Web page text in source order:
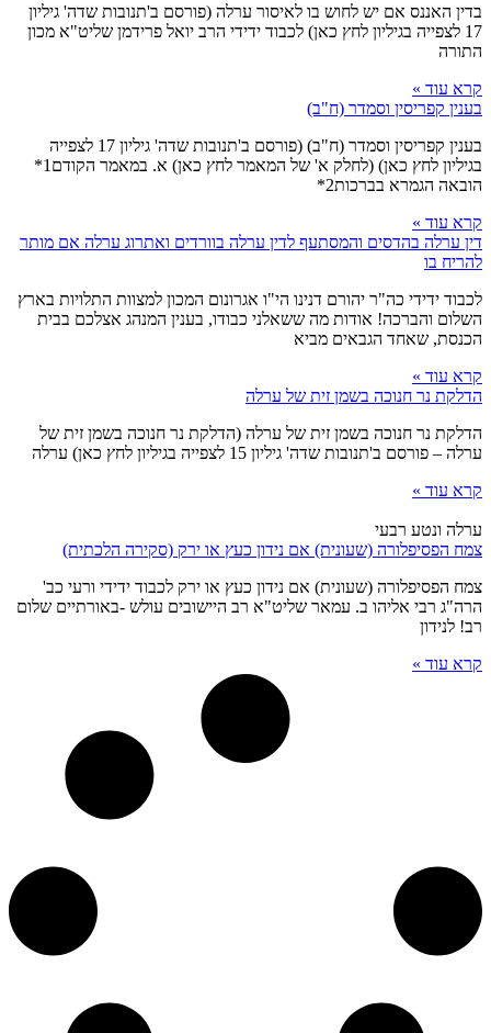
בדין האננס אם יש לחוש בו לאיסור ערלה (פורסם ב'תנובות שדה' גיליון
17 לצפייה בגיליון לחץ כאן) לכבוד ידידי הרב יואל פרידמן שליט"א מכון
התורה
קרא עוד »
בענין קפריסין וסמדר (ח"ב)
בענין קפריסין וסמדר (ח"ב) (פורסם ב'תנובות שדה' גיליון 17 לצפייה
בגיליון לחץ כאן) (לחלק א' של המאמר לחץ כאן) א. במאמר הקודם1*
הובאה הגמרא בברכות2*
קרא עוד »
דין ערלה בהדסים והמסתעף לדין ערלה בוורדים ואתרוג ערלה אם מותר
להריח בו
לכבוד ידידי כה"ר יהורם דנינו הי"ו אגרונום המכון למצוות התלויות בארץ
השלום והברכה! אודות מה ששאלני כבודו, בענין המנהג אצלכם בבית
הכנסת, שאחד הגבאים מביא
קרא עוד »
הדלקת נר חנוכה בשמן זית של ערלה
הדלקת נר חנוכה בשמן זית של ערלה (הדלקת נר חנוכה בשמן זית של
ערלה – פורסם ב'תנובות שדה' גיליון 15 לצפייה בגיליון לחץ כאן) ערלה
קרא עוד »
ערלה ונטע רבעי
צמח הפסיפלורה (שעונית) אם נידון כעץ או ירק (סקירה הלכתית)
צמח הפסיפלורה (שעונית) אם נידון כעץ או ירק לכבוד ידידי ורעי כב'
הרה"ג רבי אליהו ב. עמאר שליט"א רב היישובים עולש -באורתיים שלום
רב! לנידון
קרא עוד »